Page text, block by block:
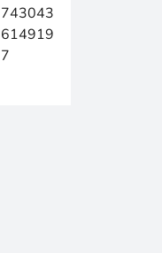
743043
614919
7